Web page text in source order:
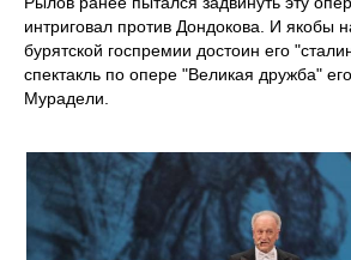
интриговал против Дондокова. И якобы
бурятской госпремии достоин его
спектакль по опере "Великая дружба"
Мурадели.